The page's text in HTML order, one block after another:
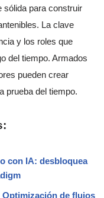
sólida para construir
La clave
y los roles que
del tiempo. Armados
pueden crear
prueba del tiempo.
con IA: desbloquea
Optimización de flujos